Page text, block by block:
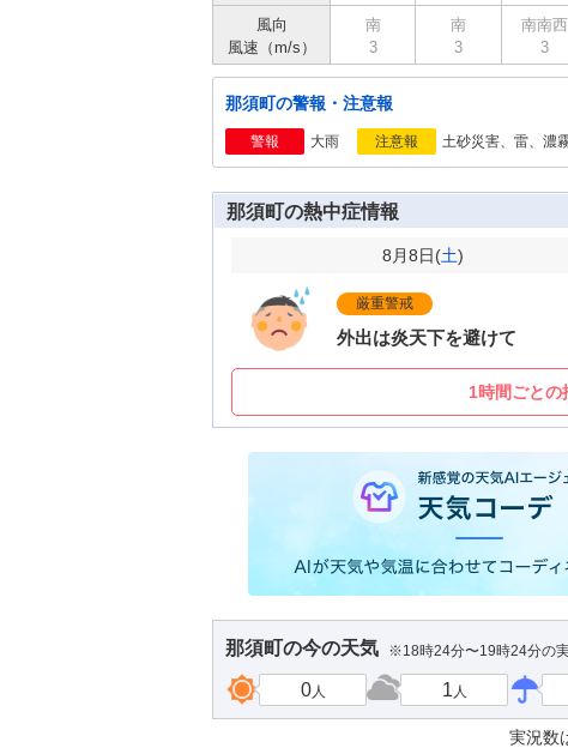
風向
風速（m/s）
南
3
南
3
南南西
3
那須町の警報・注意報
警報 大雨 注意報 土砂災害、雷、濃
那須町の熱中症情報
8月8日(土)
厳重警戒
外出は炎天下を避けて
1時間ごとの
那須町の今の天気 ※18時24分〜19時24分の
0人 1 人
実況数